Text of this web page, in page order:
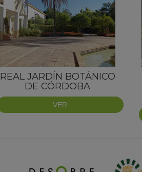
REAL JARDÍN BOTÁNICO
DE CÓRDOBA
VER